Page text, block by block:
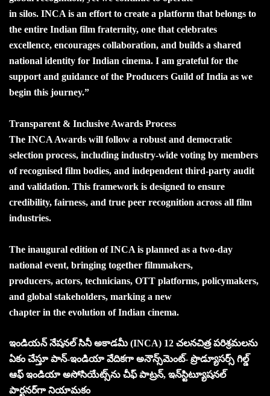
in silos. INCA is an effort to create a platform that belongs to
the entire Indian film fraternity, one that celebrates
excellence, encourages collaboration, and builds a shared
national identity for Indian cinema. I am grateful for the
support and guidance of the Producers Guild of India as we
begin this journey.”
Transparent & Inclusive Awards Process
The INCA Awards will follow a robust and democratic
selection process, including industry-wide voting by members
of recognised film bodies, and independent third-party audit
and validation. This framework is designed to ensure
credibility, fairness, and true peer recognition across all film
industries.
The inaugural edition of INCA is planned as a two-day
national event, bringing together filmmakers,
producers, actors, technicians, OTT platforms, policymakers,
and global stakeholders, marking a new
chapter in the evolution of Indian cinema.
ఇండియన్ నేషనల్ సినీ అకాడమీ (INCA) 12 చలనచిత్ర పరిశ్రమలను
ఏకం చేస్తూ పాన్-ఇండియా వేదికగా అనౌన్స్‌మెంట్- ప్రొడ్యూసర్స్ గిల్డ్
ఆఫ్ ఇండియా అసోసియేట్స్‌ను చీఫ్ పాట్రన్, ఇన్‌స్టిట్యూషనల్
పార్టనర్‌గా నియామకం